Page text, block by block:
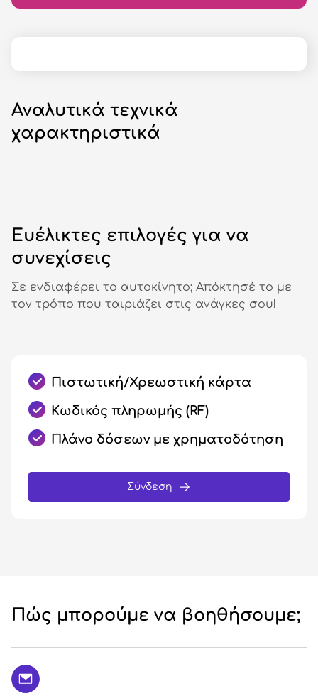
Αναλυτικά τεχνικά
χαρακτηριστικά
Ευέλικτες επιλογές για να
συνεχίσεις
Σε ενδιαφέρει το αυτοκίνητο; Απόκτησέ το με
τον τρόπο που ταιριάζει στις ανάγκες σου!
Πιστωτική/Χρεωστική κάρτα
Κωδικός πληρωμής (RF)
Πλάνο δόσεων με χρηματοδότηση
Σύνδεση
Πώς μπορούμε να βοηθήσουμε;